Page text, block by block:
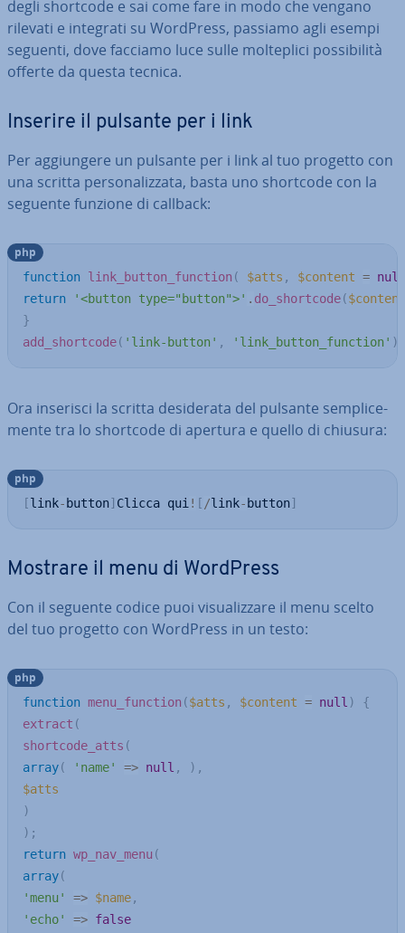
degli shortcode e sai come fare in modo che vengano
rilevati e integrati su WordPress, passiamo agli esempi
seguenti, dove facciamo luce sulle mol­te­pli­ci pos­si­bi­li­tà
offerte da questa tecnica.
Inserire il pulsante per i link
Per ag­giun­ge­re un pulsante per i link al tuo progetto con
una scritta per­so­na­liz­za­ta, basta uno shortcode con la
seguente funzione di callback:
function link_button_function ( $atts , $content = null
return
'<button type="button">' . do_shortcode($content
}
add_shortcode( 'link-button' , 'link_button_function' )
php
Ora inserisci la scritta de­si­de­ra­ta del pulsante sem­pli­ce­
men­te tra lo shortcode di apertura e quello di chiusura:
[link- button] Clicca qui ! [ /link- button]
php
Mostrare il menu di WordPress
Con il seguente codice puoi vi­sua­liz­za­re il menu scelto
del tuo progetto con WordPress in un testo:
function menu_function ($atts , $content = null )
{
extract (
shortcode_atts (
array( 'name' => null , ) ,
$atts
)
) ;
return wp_nav_menu (
array(
'menu'
=> $name,
'echo'
=> false
php